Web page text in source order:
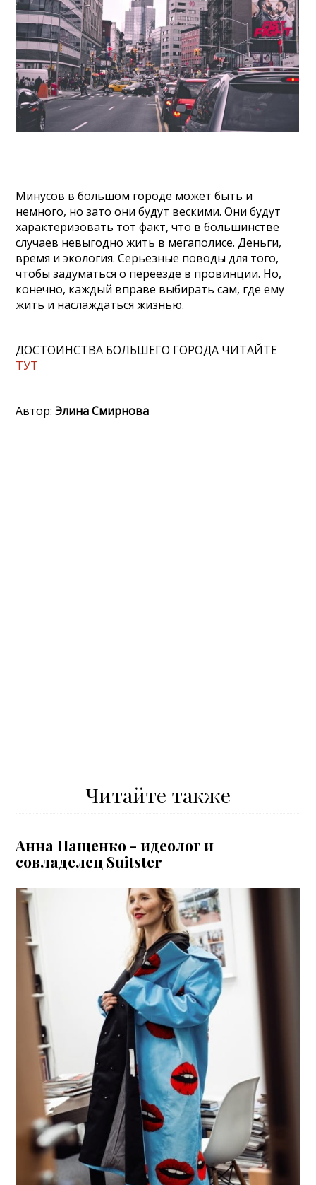
Минусов в большом городе может быть и
немного, но зато они будут вескими. Они будут
характеризовать тот факт, что в большинстве
случаев невыгодно жить в мегаполисе. Деньги,
время и экология. Серьезные поводы для того,
чтобы задуматься о переезде в провинции. Но,
конечно, каждый вправе выбирать сам, где ему
жить и наслаждаться жизнью.
ДОСТОИНСТВА БОЛЬШЕГО ГОРОДА ЧИТАЙТЕ
ТУТ
Автор:Элина Смирнова
Читайте также
Анна Пащенко - идеолог и
совладелец Suitster